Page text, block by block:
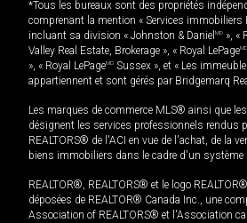
*Tous les bureaux sont des propriétés
comprenant la mention « Services immobiliers
incluant sa division « Johnston & Daniel MD », «
Valley Real Estate, Brokerage », « Royal LePageMD
», « Royal LePageMD Sussex », et « Les
appartiennent et sont gérés par Bridgemarq
Les marques de commerce MLS® ainsi que
désignent les services professionnels rendus
REALTORS® de l'ACI en vue de l'achat, de la
biens immobiliers dans le cadre d'un système
REALTOR®, REALTORS® et le logo
déposées de REALTOR® Canada Inc., une
Association of REALTORS® et l'Association